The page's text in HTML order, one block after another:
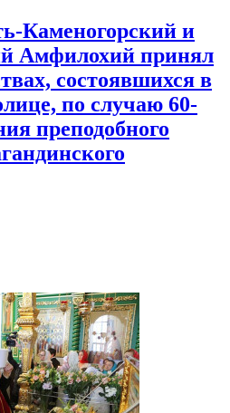
Каменогорский и
Амфилохий принял
состоявшихся в
по случаю 60-
преподобного